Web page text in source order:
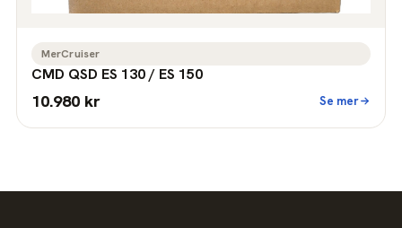
MerCruiser
CMD QSD ES 130 / ES 150
10.980 kr Se mer